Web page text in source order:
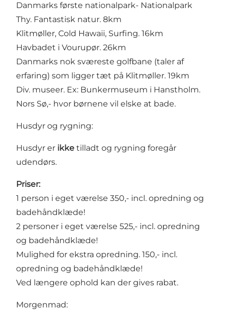
Danmarks første nationalpark- Nationalpark
Thy. Fantastisk natur. 8km
Klitmøller, Cold Hawaii, Surfing. 16km
Havbadet i Vourupør. 26km
Danmarks nok sværeste golfbane (taler af
erfaring) som ligger tæt på Klitmøller. 19km
Div. museer. Ex: Bunkermuseum i Hanstholm.
Nors Sø,- hvor børnene vil elske at bade.
Husdyr og rygning:
Husdyr er ikke tilladt og rygning foregår
udendørs.
Priser:
1 person i eget værelse 350,- incl. opredning og
badehåndklæde!
2 personer i eget værelse 525,- incl. opredning
og badehåndklæde!
Mulighed for ekstra opredning. 150,- incl.
opredning og badehåndklæde!
Ved længere ophold kan der gives rabat.
Morgenmad: